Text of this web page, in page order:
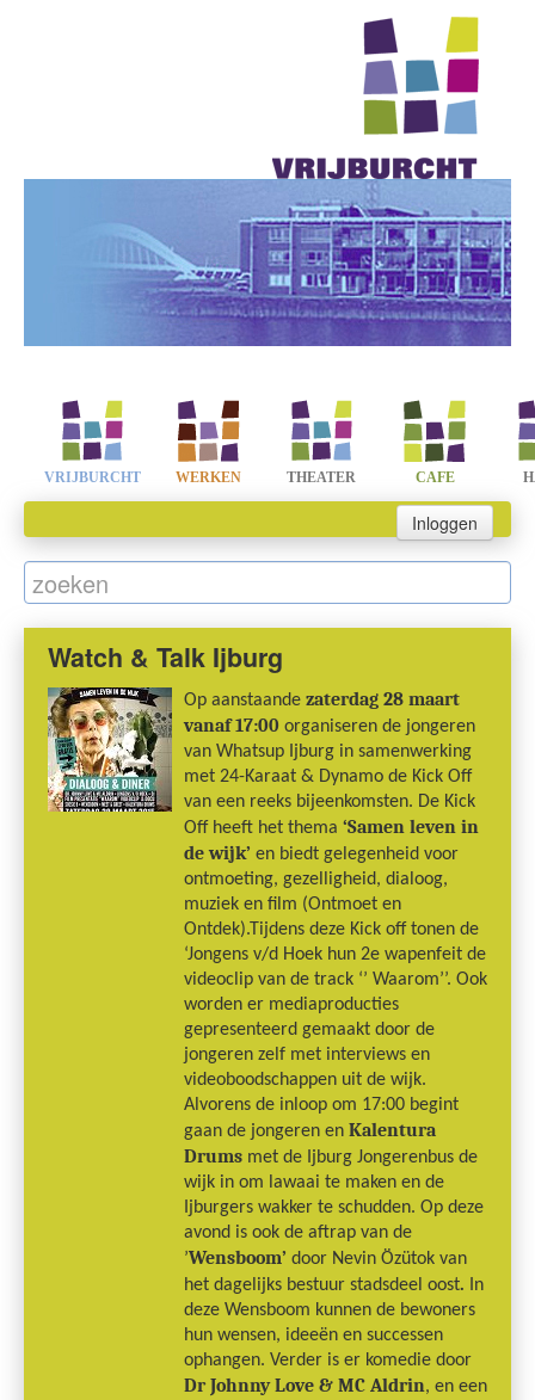
VRIJBURCHT WERKEN THEATER CAFE
Inloggen
Watch & Talk Ijburg
Op aanstaande zaterdag 28 maart
vanaf 17:00 organiseren de jongeren
van Whatsup Ijburg in samenwerking
met 24-Karaat & Dynamo de Kick Off
van een reeks bijeenkomsten. De Kick
Off heeft het thema ‘Samen leven in
de wijk’ en biedt gelegenheid voor
ontmoeting, gezelligheid, dialoog,
muziek en film (Ontmoet en
Ontdek).Tijdens deze Kick off tonen de
‘Jongens v/d Hoek hun 2e wapenfeit de
videoclip van de track ‘’ Waarom’’. Ook
worden er mediaproducties
gepresenteerd gemaakt door de
jongeren zelf met interviews en
videoboodschappen uit de wijk.
Alvorens de inloop om 17:00 begint
gaan de jongeren en Kalentura
Drums met de Ijburg Jongerenbus de
wijk in om lawaai te maken en de
Ijburgers wakker te schudden. Op deze
avond is ook de aftrap van de
’Wensboom’ door Nevin Özütok van
het dagelijks bestuur stadsdeel oost.
In
deze Wensboom kunnen de bewoners
hun wensen, ideeën en successen
ophangen. Verder is er komedie door
Dr Johnny Love & MC Aldrin, en een